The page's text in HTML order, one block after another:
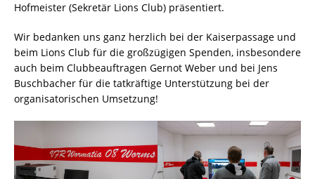
Hofmeister (Sekretär Lions Club) präsentiert.
Wir bedanken uns ganz herzlich bei der Kaiserpassage und
beim Lions Club für die großzügigen Spenden, insbesondere
auch beim Clubbeauftragen Gernot Weber und bei Jens
Buschbacher für die tatkräftige Unterstützung bei der
organisatorischen Umsetzung!